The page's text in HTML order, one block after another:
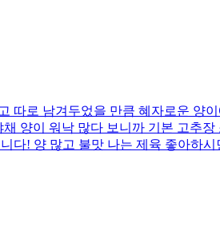
로 남겨두었을 만큼 혜자로운 양
양이 워낙 많다 보니까 기본 고추
다! 양 많고 불맛 나는 제육 좋아하